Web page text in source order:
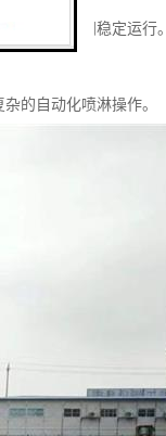
能够长时间稳定运行。
的自动化喷淋操作。